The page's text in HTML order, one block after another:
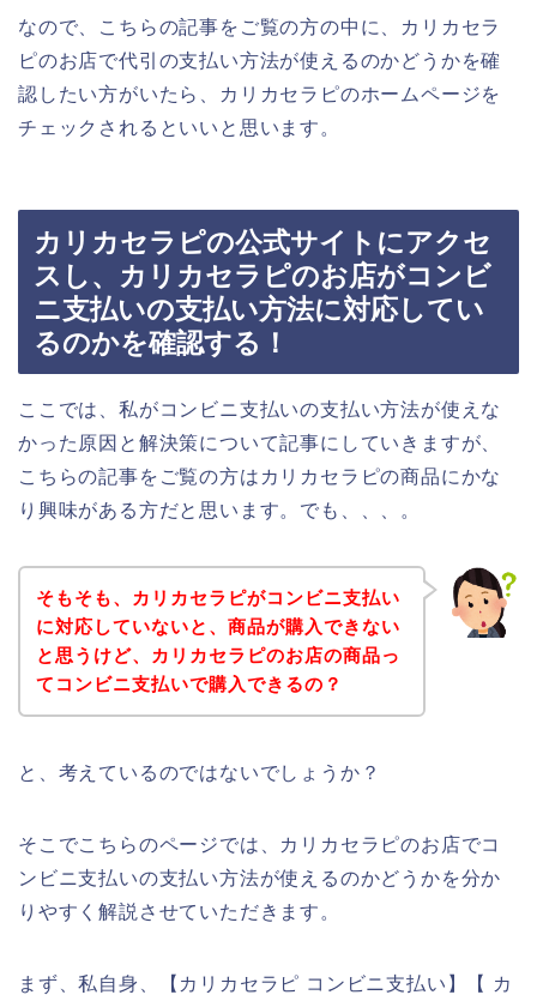
なので、こちらの記事をご覧の方の中に、カリカセラ
ピのお店で代引の支払い方法が使えるのかどうかを確
認したい方がいたら、カリカセラピのホームページを
チェックされるといいと思います。
カリカセラピの公式サイトにアクセ
スし、カリカセラピのお店がコンビ
ニ支払いの支払い方法に対応してい
るのかを確認する！
ここでは、私がコンビニ支払いの支払い方法が使えな
かった原因と解決策について記事にしていきますが、
こちらの記事をご覧の方はカリカセラピの商品にかな
り興味がある方だと思います。でも、、、。
そもそも、カリカセラピがコンビニ支払い
に対応していないと、商品が購入できない
と思うけど、カリカセラピのお店の商品っ
てコンビニ支払いで購入できるの？
と、考えているのではないでしょうか？
そこでこちらのページでは、カリカセラピのお店でコ
ンビニ支払いの支払い方法が使えるのかどうかを分か
りやすく解説させていただきます。
まず、私自身、【カリカセラピ コンビニ支払い】【 カ